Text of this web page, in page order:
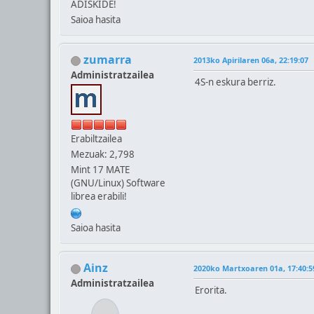
ADISKIDE!
Saioa hasita
zumarra
Administratzailea
Erabiltzailea
Mezuak: 2,798
Mint 17 MATE
(GNU/Linux) Software
librea erabili!
Saioa hasita
2013ko Apirilaren 06a, 22:19:07
4S-n eskura berriz.
Ainz
Administratzailea
2020ko Martxoaren 01a,
Erorita.